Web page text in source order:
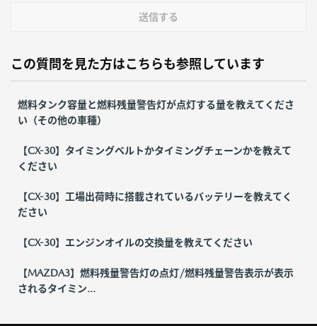
送信する
この質問を見た方はこちらも参照しています
燃料タンク容量と燃料残量警告灯が点灯する量を教えてくださ
い（その他の車種）
【CX-30】タイミングベルトかタイミングチェーンかを教えて
ください
【CX-30】工場出荷時に搭載されているバッテリーを教えてく
ださい
【CX-30】エンジンオイルの交換量を教えてください
【MAZDA3】燃料残量警告灯の点灯/燃料残量警告表示が表示
されるタイミン...